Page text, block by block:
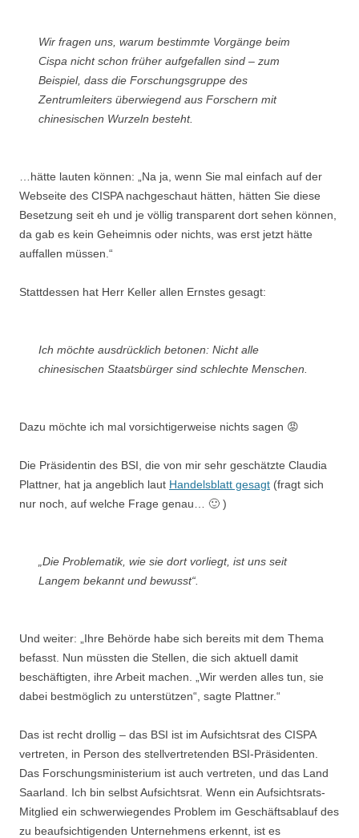
Wir fragen uns, warum bestimmte Vorgänge beim
Cispa nicht schon früher aufgefallen sind – zum
Beispiel, dass die Forschungsgruppe des
Zentrumleiters überwiegend aus Forschern mit
chinesischen Wurzeln besteht.
…hätte lauten können: „Na ja, wenn Sie mal einfach auf der
Webseite des CISPA nachgeschaut hätten, hätten Sie diese
Besetzung seit eh und je völlig transparent dort sehen können,
da gab es kein Geheimnis oder nichts, was erst jetzt hätte
auffallen müssen.“
Stattdessen hat Herr Keller allen Ernstes gesagt:
Ich möchte ausdrücklich betonen: Nicht alle
chinesischen Staatsbürger sind schlechte Menschen.
Dazu möchte ich mal vorsichtigerweise nichts sagen 😡
Die Präsidentin des BSI, die von mir sehr geschätzte Claudia
Plattner, hat ja angeblich laut Handelsblatt gesagt (fragt sich
nur noch, auf welche Frage genau… 🙂 )
„Die Problematik, wie sie dort vorliegt, ist uns seit
Langem bekannt und bewusst“.
Und weiter: „Ihre Behörde habe sich bereits mit dem Thema
befasst. Nun müssten die Stellen, die sich aktuell damit
beschäftigten, ihre Arbeit machen. „Wir werden alles tun, sie
dabei bestmöglich zu unterstützen“, sagte Plattner.“
Das ist recht drollig – das BSI ist im Aufsichtsrat des CISPA
vertreten, in Person des stellvertretenden BSI-Präsidenten.
Das Forschungsministerium ist auch vertreten, und das Land
Saarland. Ich bin selbst Aufsichtsrat. Wenn ein Aufsichtsrats-
Mitglied ein schwerwiegendes Problem im Geschäftsablauf des
zu beaufsichtigenden Unternehmens erkennt, ist es